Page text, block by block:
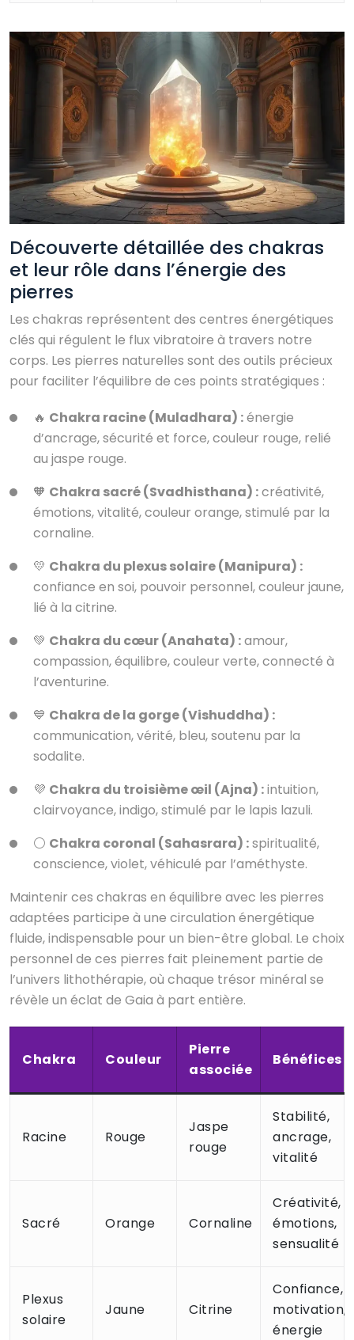
Découverte détaillée des chakras
et leur rôle dans l’énergie des
pierres
Les chakras représentent des centres énergétiques
clés qui régulent le flux vibratoire à travers notre
corps. Les pierres naturelles sont des outils précieux
pour faciliter l’équilibre de ces points stratégiques :
🔥 Chakra racine (Muladhara) :énergie
d’ancrage, sécurité et force, couleur rouge, relié
au jaspe rouge.
🧡 Chakra sacré (Svadhisthana) :créativité,
émotions, vitalité, couleur orange, stimulé par la
cornaline.
💛 Chakra du plexus solaire (Manipura) :
confiance en soi, pouvoir personnel, couleur jaune,
lié à la citrine.
💚 Chakra du cœur (Anahata) :amour,
compassion, équilibre, couleur verte, connecté à
l’aventurine.
💙 Chakra de la gorge (Vishuddha) :
communication, vérité, bleu, soutenu par la
sodalite.
💜 Chakra du troisième œil (Ajna) :intuition,
clairvoyance, indigo, stimulé par le lapis lazuli.
⚪ Chakra coronal (Sahasrara) :spiritualité,
conscience, violet, véhiculé par l’améthyste.
Maintenir ces chakras en équilibre avec les pierres
adaptées participe à une circulation énergétique
fluide, indispensable pour un bien-être global. Le choix
personnel de ces pierres fait pleinement partie de
l’univers lithothérapie, où chaque trésor minéral se
révèle un éclat de Gaia à part entière.
Chakra Couleur
Pierre
associée
Bénéfices
Racine Rouge
Jaspe
rouge
Stabilité,
ancrage,
vitalité
Sacré Orange Cornaline
Créativité,
émotions,
sensualité
Plexus
solaire
Jaune Citrine
Confiance,
motivation,
énergie